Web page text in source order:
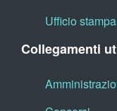
Ufficio
Collegamenti